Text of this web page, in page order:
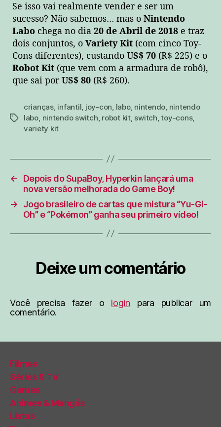
Se isso vai realmente vender e ser um
sucesso? Não sabemos… mas o Nintendo
Labo chega no dia 20 de Abril de 2018 e traz
dois conjuntos, o Variety Kit (com cinco Toy-
Cons diferentes), custando US$ 70 (R$ 225) e o
Robot Kit (que vem com a armadura de robô),
que sai porUS$ 80 (R$ 260).
tags
crianças, infantil, joy-con, labo, nintendo, nintendo
labo, nintendo switch, robot kit, switch,toy-cons,
variety kit
←
Depois do SupaBoy, Hyperkin lançará uma
nova versão melhorada do Game Boy!
→
Jogo brasileiro de cartas que mistura “Yu-Gi-
Oh” e “Pokémon” ganha seu primeiro vídeo!
Deixe um comentário
Você precisa fazer o login para publicar um
comentário.
Filmes
Séries & TV
Games
Animes & Mangás
Listas